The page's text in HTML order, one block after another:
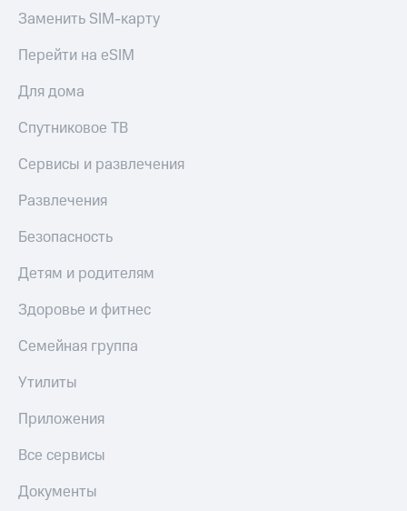
Заменить SIM-карту
Перейти на eSIM
Для дома
Спутниковое ТВ
Сервисы и развлечения
Развлечения
Безопасность
Детям и родителям
Здоровье и фитнес
Семейная группа
Утилиты
Приложения
Все сервисы
Документы